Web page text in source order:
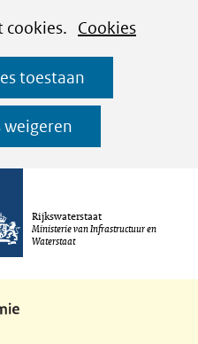
cookies. Cookies
toestaan
weigeren
Ga
naar
de
inhoud
Rijkswaterstaat
Ministerie van Infrastructuur en
Waterstaat